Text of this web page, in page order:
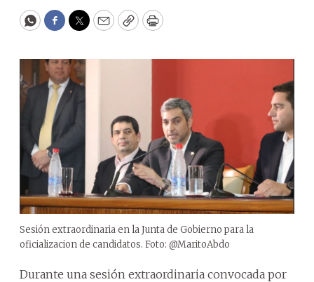
WhatsApp
Facebook
Twitter
EmailCopyPrint
Sesión extraordinaria en la Junta de Gobierno para la
oficializacion de candidatos. Foto: @MaritoAbdo
Durante una sesión extraordinaria convocada por